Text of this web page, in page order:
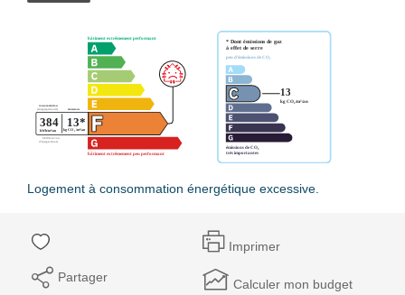
Logement à consommation énergétique excessive.
Imprimer
Partager Calculer mon budget